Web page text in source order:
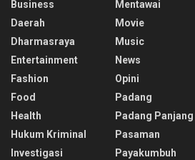
Business
Daerah
Dharmasraya
Entertainment
Fashion
Food
Health
Hukum Kriminal
Investigasi
Mentawai
Movie
Music
News
Opini
Padang
Padang Panjang
Pasaman
Payakumbuh